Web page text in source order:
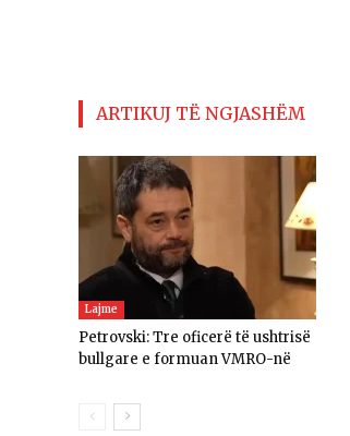
ARTIKUJ TË NGJASHËM
Lajme
Petrovski: Tre oficerë të ushtrisë
bullgare e formuan VMRO-në